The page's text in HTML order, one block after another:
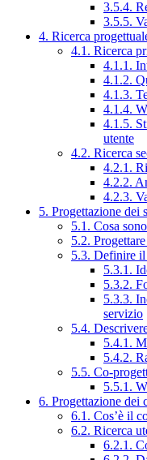
3.5.4.
3.5.5.
4. Ricerca
4.1. Ricerca
4.1.1.
4.1.2.
4.1.3.
4.1.4.
4.1.5.
utente
4.2. Ricerca
4.2.1.
4.2.2.
4.2.3.
5. Progettazione dei
5.1. Cosa
5.2.
5.3. Definire
5.3.1.
5.3.2.
5.3.3.
servizio
5.4.
5.4.1.
5.4.2.
5.5. Co-
5.5.1.
6. Progettazione dei
6.1. Cos’è il
6.2. Ricerca
6.2.1.